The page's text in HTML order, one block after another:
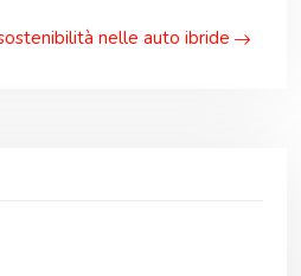
nelle auto ibride